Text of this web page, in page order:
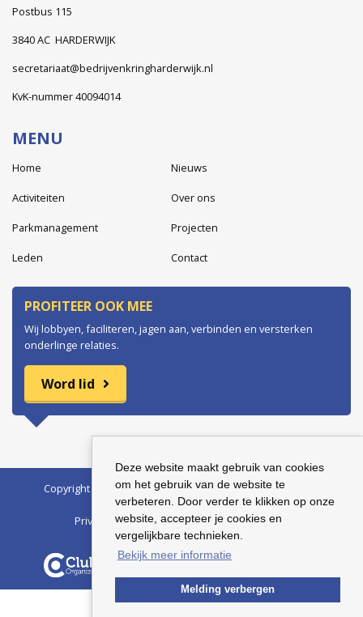
Deze website maakt gebruik van cookies
om het gebruik van de website te
verbeteren. Door verder te klikken op onze
website, accepteer je cookies en
vergelijkbare technieken.
Bekijk meer informatie
Melding verbergen
Postbus 115
3840 AC HARDERWIJK
secretariaat@bedrijvenkringharderwijk.nl
KvK-nummer 40094014
MENU
Home Nieuws
Activiteiten Over ons
Parkmanagement Projecten
Leden Contact
PROFITEER OOK MEE
Wij lobbyen, faciliteren, jagen aan, verbinden en versterken
onderlinge relaties.
Word lid
Copyright © 2026 Bedrijvenkring Harderwijk | BTW nr.:
123456789B01 | KvK nr.: 12345678
Privacyverklaring
Algemene voorwaarden
Club Organizeris een product van